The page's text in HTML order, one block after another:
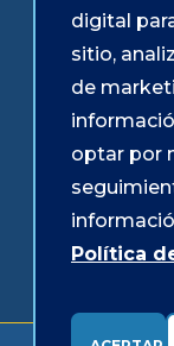
Downtown
Downtown
Edmonds
Everett
Federal Way
Gig Harbor
digital
sitio,
de
optar por
Política